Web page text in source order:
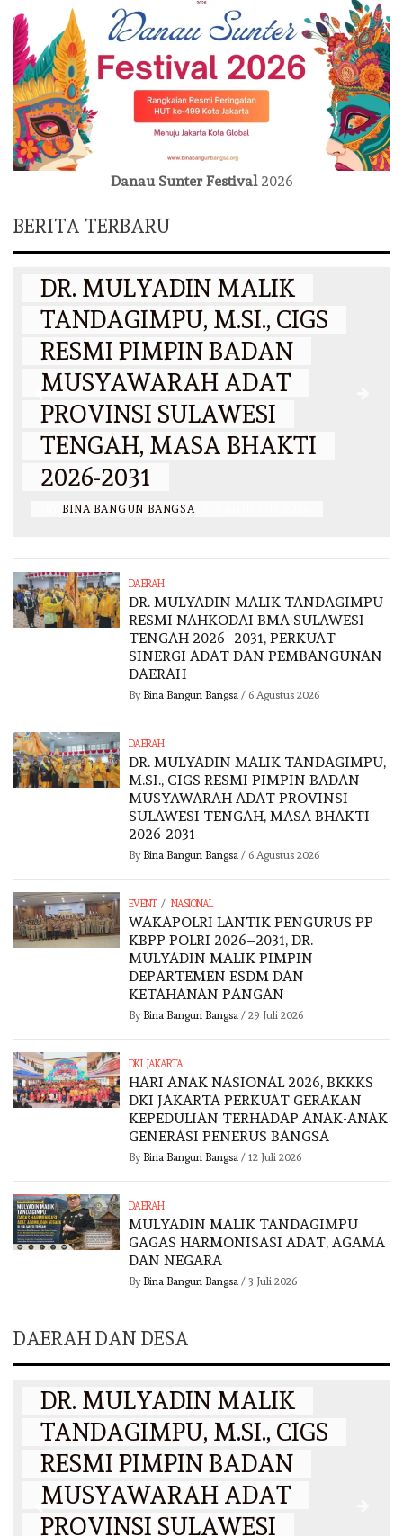
Danau Sunter Festival2026
BERITA TERBARU
DAERAH
DR. MULYADIN MALIK
TANDAGIMPU, M.SI., CIGS
RESMI PIMPIN BADAN
MUSYAWARAH ADAT
PROVINSI SULAWESI
TENGAH, MASA BHAKTI
2026-2031
BINA BANGUN BANGSA
DAERAH
DR. MULYADIN MALIK TANDAGIMPU
RESMI NAHKODAI BMA SULAWESI
TENGAH 2026–2031, PERKUAT
SINERGI ADAT DAN PEMBANGUNAN
DAERAH
By Bina Bangun Bangsa / 6 Agustus 2026
DAERAH
DR. MULYADIN MALIK TANDAGIMPU,
M.SI., CIGS RESMI PIMPIN BADAN
MUSYAWARAH ADAT PROVINSI
SULAWESI TENGAH, MASA BHAKTI
2026-2031
By Bina Bangun Bangsa / 6 Agustus 2026
EVENT / NASIONAL
WAKAPOLRI LANTIK PENGURUS PP
KBPP POLRI 2026–2031, DR.
MULYADIN MALIK PIMPIN
DEPARTEMEN ESDM DAN
KETAHANAN PANGAN
By Bina Bangun Bangsa / 29 Juli 2026
DKI JAKARTA
HARI ANAK NASIONAL 2026, BKKKS
DKI JAKARTA PERKUAT GERAKAN
KEPEDULIAN TERHADAP ANAK-ANAK
GENERASI PENERUS BANGSA
By Bina Bangun Bangsa / 12 Juli 2026
DAERAH
MULYADIN MALIK TANDAGIMPU
GAGAS HARMONISASI ADAT, AGAMA
DAN NEGARA
By Bina Bangun Bangsa / 3 Juli 2026
DAERAH DAN DESA
DAERAH
DR. MULYADIN MALIK
TANDAGIMPU, M.SI., CIGS
RESMI PIMPIN BADAN
MUSYAWARAH ADAT
PROVINSI SULAWESI